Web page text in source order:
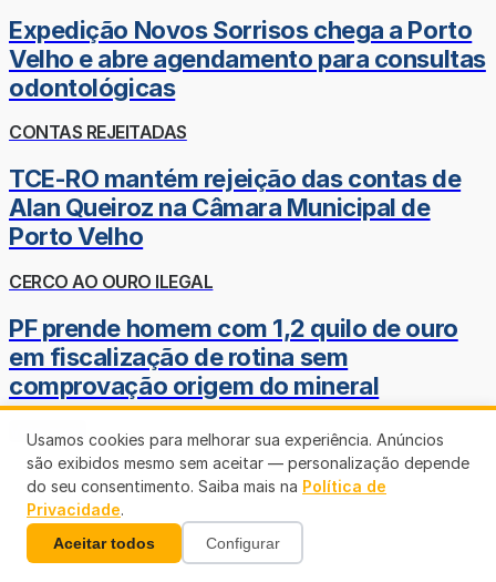
Expedição Novos Sorrisos chega a Porto
Velho e abre agendamento para consultas
odontológicas
CONTAS REJEITADAS
TCE-RO mantém rejeição das contas de
Alan Queiroz na Câmara Municipal de
Porto Velho
CERCO AO OURO ILEGAL
PF prende homem com 1,2 quilo de ouro
em fiscalização de rotina sem
comprovação origem do mineral
Veja mais
Usamos cookies para melhorar sua experiência. Anúncios
são exibidos mesmo sem aceitar — personalização depende
do seu consentimento. Saiba mais na Política de
Privacidade.
Aceitar todos Configurar